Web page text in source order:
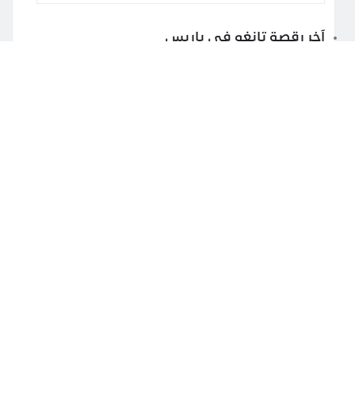
آخر رقصة تانغو في باريس